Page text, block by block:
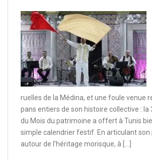
ruelles de la Médina, et une foule venue
pans entiers de son histoire collective : la
du Mois du patrimoine a offert à Tunis
simple calendrier festif. En articulant
autour de l’héritage morisque, à […]